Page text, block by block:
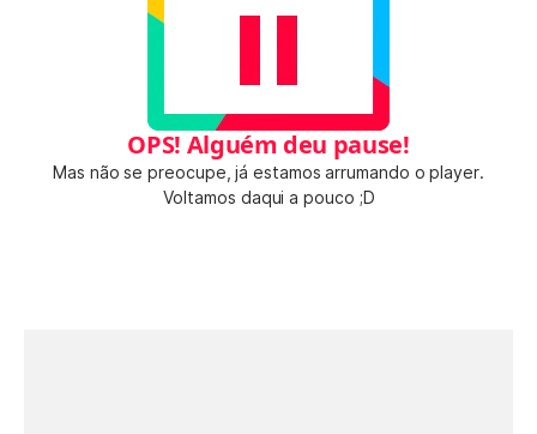
OPS! Alguém deu pause!
Mas não se preocupe, já estamos arrumando o player.
Voltamos daqui a pouco ;D